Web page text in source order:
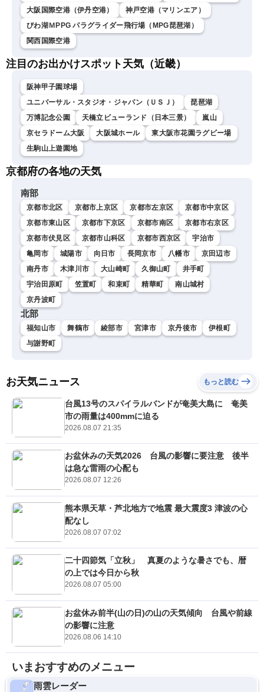
大阪国際空港（伊丹空港）
神戸空港（マリンエア）
びわ湖ＭPPG パラグライダー飛行場（MPG琵琶湖）
関西国際空港
注目のお出かけスポット天気（近畿）
阪神甲子園球場
ユニバーサル・スタジオ・ジャパン（ＵＳＪ）
琵琶湖
万博記念公園
天橋立ビューランド（日本三景）
嵐山
京セラドーム大阪
大阪城ホール
東大阪市花園ラグビー場
生駒山上遊園地
京都府の各地の天気
南部
京都市北区 京都市上京区 京都市左京区
京都市中京区
京都市東山区
京都市下京区 京都市南区
京都市右京区
京都市伏見区
京都市山科区 京都市西京区
宇治市
亀岡市
城陽市 向日市 長岡京市 八幡市
京田辺市
南丹市
木津川市 大山崎町 久御山町
井手町
宇治田原町
笠置町 和束町 精華町
南山城村
京丹波町
北部
福知山市 舞鶴市 綾部市 宮津市 京丹後市
伊根町
与謝野町
お天気ニュース もっと読む
台風13号のスパイラルバンドが奄美大島に 奄美
市の雨量は400mmに迫る
2026.08.07 21:35
お盆休みの天気2026 台風の影響に要注意 後半
は急な雷雨の心配も
2026.08.07 12:26
熊本県天草・芦北地方で地震 最大震度3 津波の心
配なし
2026.08.07 07:02
二十四節気「立秋」 真夏のような暑さでも、暦
の上では今日から秋
2026.08.07 05:00
お盆休み前半(山の日)の山の天気傾向 台風や前線
の影響に注意
2026.08.06 14:10
いまおすすめのメニュー
雨雲レーダー